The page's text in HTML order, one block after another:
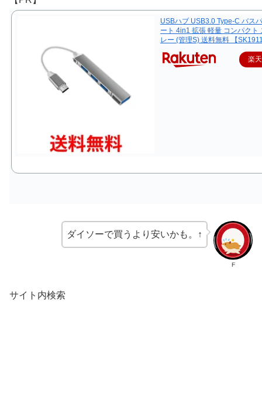
USBハブ USB3.0 Type-C バス
ート 4in1 拡張 軽量 コンパクト
レー (管理S) 送料無料 【
楽
F
ダイソーで買うより安いかも。↑
サイト内検索